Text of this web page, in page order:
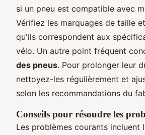
si un pneu est compatible avec
Vérifiez les marquages de taille
qu'ils correspondent aux
vélo. Un autre point fréquent
des pneus. Pour prolonger leur
nettoyez-les régulièrement et
selon les recommandations du
Conseils pour résoudre les
Les problèmes courants incluent